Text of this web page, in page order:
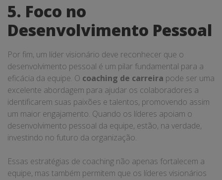
5. Foco no
Desenvolvimento Pessoal
Por fim, um líder visionário deve reconhecer que o
desenvolvimento pessoal é um pilar fundamental para a
eficácia da equipe. O coaching de carreira pode ser uma
excelente abordagem para ajudar os colaboradores a
identificarem suas paixões e talentos, promovendo assim
um maior engajamento. Quando os líderes apoiam o
desenvolvimento pessoal da equipe, estão, na verdade,
investindo no futuro da organização.
Essas estratégias de coaching não apenas fortalecem a
equipe, mas também permitem que os líderes visionários